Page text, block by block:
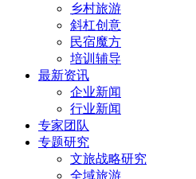
乡村旅游
斜杠创意
民宿魔方
培训辅导
最新资讯
企业新闻
行业新闻
专家团队
专题研究
文旅战略研究
全域旅游